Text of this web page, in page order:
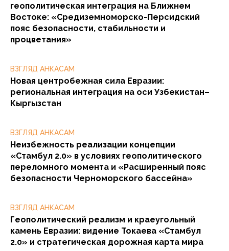
геополитическая интеграция на Ближнем
Востоке: «Средиземноморско-Персидский
пояс безопасности, стабильности и
процветания»
ВЗГЛЯД АНКАСАМ
Новая центробежная сила Евразии:
региональная интеграция на оси Узбекистан–
Кыргызстан
ВЗГЛЯД АНКАСАМ
Неизбежность реализации концепции
«Стамбул 2.0» в условиях геополитического
переломного момента и «Расширенный пояс
безопасности Черноморского бассейна»
ВЗГЛЯД АНКАСАМ
Геополитический реализм и краеугольный
камень Евразии: видение Токаева «Стамбул
2.0» и стратегическая дорожная карта мира